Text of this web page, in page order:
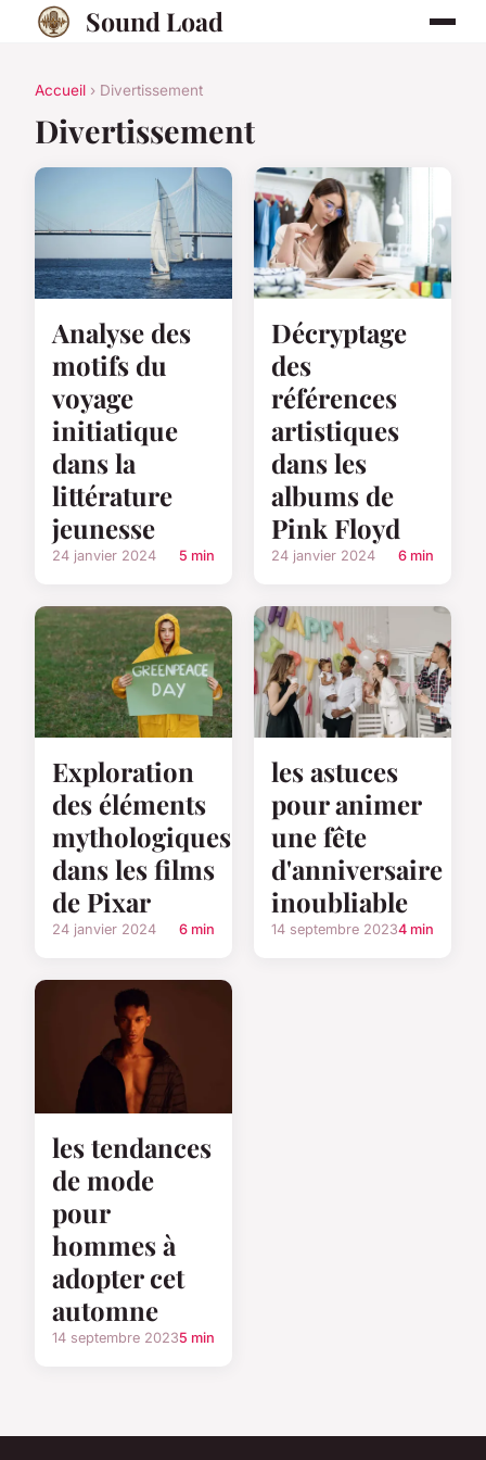
Sound Load
Accueil › Divertissement
Divertissement
Analyse des
motifs du
voyage
initiatique
dans la
littérature
jeunesse
24 janvier 2024 5 min
Décryptage
des
références
artistiques
dans les
albums de
Pink Floyd
24 janvier 2024 6 min
Exploration
des éléments
mythologiques
dans les films
de Pixar
24 janvier 2024 6 min
les astuces
pour animer
une fête
d'anniversaire
inoubliable
14 septembre 20234 min
les tendances
de mode
pour
hommes à
adopter cet
automne
14 septembre 20235 min